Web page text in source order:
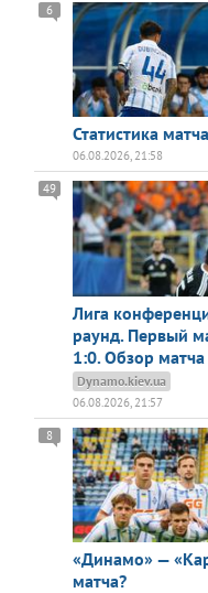
Статистика
6
06.08.2026, 21:58
Лига
раунд. Первый
1:0. Обзор матча
49
Dynamo.kiev.ua
06.08.2026, 21:57
«Динамо» —
матча?
8